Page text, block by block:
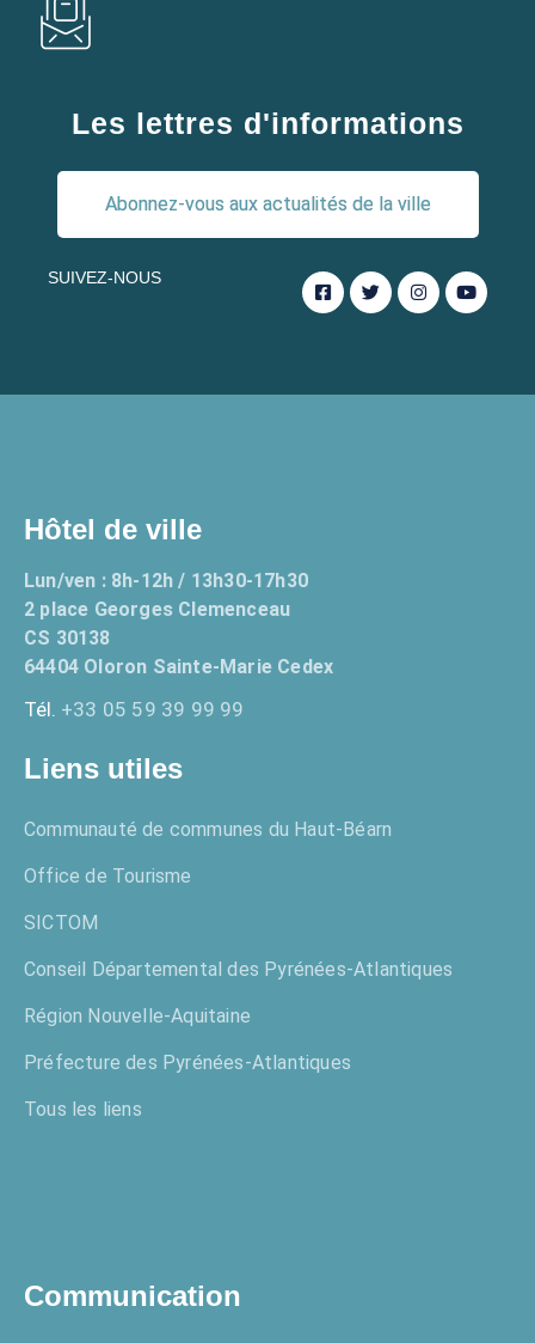
Les lettres d'informations
Abonnez-vous aux actualités de la ville
SUIVEZ-NOUS
Hôtel de ville
Lun/ven : 8h-12h / 13h30-17h30
2 place Georges Clemenceau
CS 30138
64404 Oloron Sainte-Marie Cedex
Tél. +33 05 59 39 99 99
Liens utiles
Communauté de communes du Haut-Béarn
Office de Tourisme
SICTOM
Conseil Départemental des Pyrénées-Atlantiques
Région Nouvelle-Aquitaine
Préfecture des Pyrénées-Atlantiques
Tous les liens
Communication